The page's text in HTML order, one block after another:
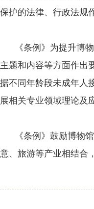
保护的法律、行政法规
《条例》为提升博物
主题和内容等方面作出
据不同年龄段未成年人
展相关专业领域理论及
《条例》鼓励博物馆
意、旅游等产业相结合